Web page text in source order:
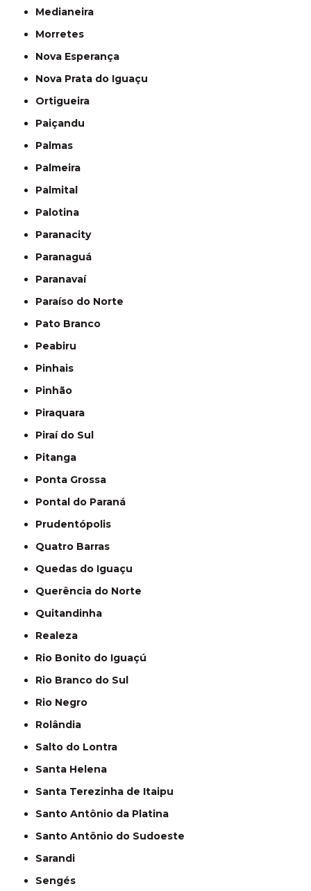
Medianeira
Morretes
Nova Esperança
Nova Prata do Iguaçu
Ortigueira
Paiçandu
Palmas
Palmeira
Palmital
Palotina
Paranacity
Paranaguá
Paranavaí
Paraíso do Norte
Pato Branco
Peabiru
Pinhais
Pinhão
Piraquara
Piraí do Sul
Pitanga
Ponta Grossa
Pontal do Paraná
Prudentópolis
Quatro Barras
Quedas do Iguaçu
Querência do Norte
Quitandinha
Realeza
Rio Bonito do Iguaçú
Rio Branco do Sul
Rio Negro
Rolândia
Salto do Lontra
Santa Helena
Santa Terezinha de Itaipu
Santo Antônio da Platina
Santo Antônio do Sudoeste
Sarandi
Sengés